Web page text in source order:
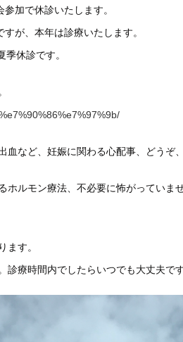
加で休診いたします。
が、本年は診療いたします。
休診です。
血など、妊娠に関わる心配事、どうぞ
ホルモン療法、不必要に怖がっていま
ます。
診療時間内でしたらいつでも大丈夫です